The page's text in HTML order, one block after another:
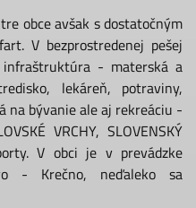
obce avšak s dostatočným
V bezprostredenej pešej
infraštruktúra - materská a
lekáreň, potraviny,
na bývanie ale aj rekreáciu -
VRCHY, SLOVENSKÝ
V obci je v prevádzke
- Krečno, neďaleko sa